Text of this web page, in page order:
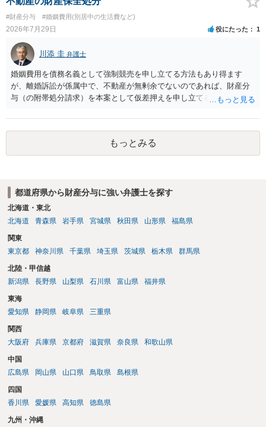
#財産分与 #婚姻費用(別居中の生活費など)
2026年7月29日 役にたった 1
川添 圭 弁護士
婚姻費用を債務名義として強制競売を申し立てる方法もあり得ます
が、離婚訴訟が係属中で、不動産が無剰余でないのであれば、財産分
与（の附帯処分請求）を本案として仮差押えを申し立てる（法的には
えられます。弁護士へ依頼しているのであれば、担当弁護士とよく相
談してください。
もっとみる
都道府県から財産分与に強い弁護士を探す
北海道・東北
北海道
青森県 岩手県 宮城県 秋田県 山形県 福島県
関東
東京都
神奈川県 千葉県 埼玉県 茨城県 栃木県 群馬県
北陸・甲信越
新潟県
長野県 山梨県 石川県 富山県 福井県
東海
愛知県
静岡県 岐阜県 三重県
関西
大阪府
兵庫県 京都府 滋賀県 奈良県 和歌山県
中国
広島県
岡山県 山口県 鳥取県 島根県
四国
香川県
愛媛県 高知県 徳島県
九州・沖縄